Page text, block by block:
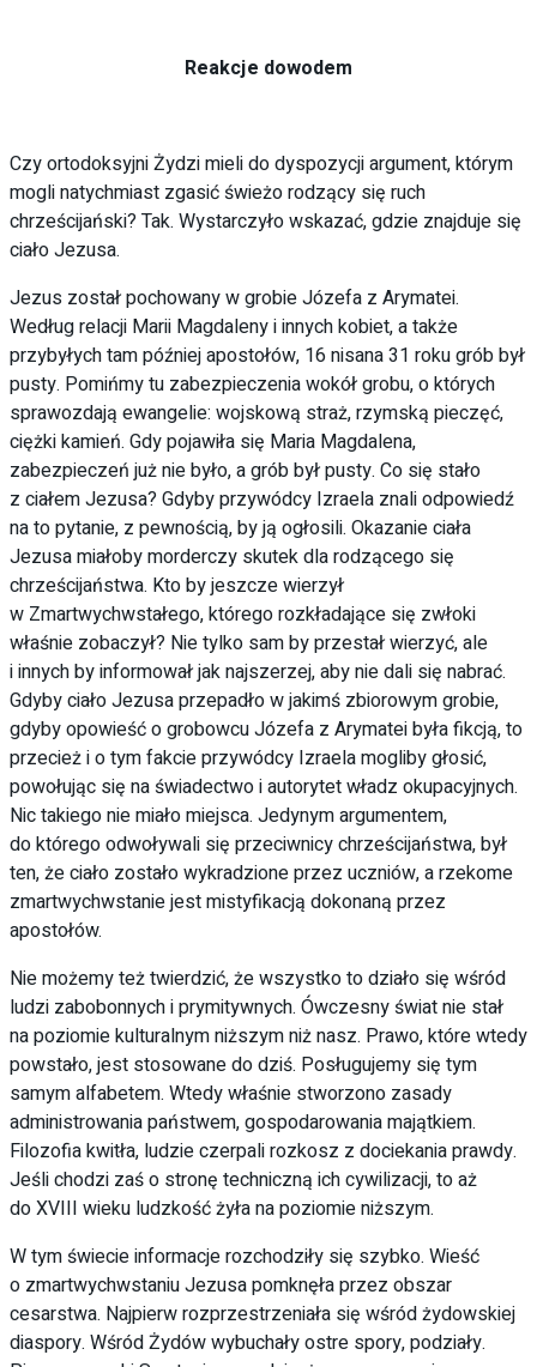
Reakcje dowodem
Czy ortodoksyjni Żydzi mieli do dyspozycji argument, którym
mogli natychmiast zgasić świeżo rodzący się ruch
chrześcijański? Tak. Wystarczyło wskazać, gdzie znajduje się
ciało Jezusa.
Jezus został pochowany w grobie Józefa z Arymatei.
Według relacji Marii Magdaleny i innych kobiet, a także
przybyłych tam później apostołów, 16 nisana 31 roku grób był
pusty. Pomińmy tu zabezpieczenia wokół grobu, o których
sprawozdają ewangelie: wojskową straż, rzymską pieczęć,
ciężki kamień. Gdy pojawiła się Maria Magdalena,
zabezpieczeń już nie było, a grób był pusty. Co się stało
z ciałem Jezusa? Gdyby przywódcy Izraela znali odpowiedź
na to pytanie, z pewnością, by ją ogłosili. Okazanie ciała
Jezusa miałoby morderczy skutek dla rodzącego się
chrześcijaństwa. Kto by jeszcze wierzył
w Zmartwychwstałego, którego rozkładające się zwłoki
właśnie zobaczył? Nie tylko sam by przestał wierzyć, ale
i innych by informował jak najszerzej, aby nie dali się nabrać.
Gdyby ciało Jezusa przepadło w jakimś zbiorowym grobie,
gdyby opowieść o grobowcu Józefa z Arymatei była fikcją, to
przecież i o tym fakcie przywódcy Izraela mogliby głosić,
powołując się na świadectwo i autorytet władz okupacyjnych.
Nic takiego nie miało miejsca. Jedynym argumentem,
do którego odwoływali się przeciwnicy chrześcijaństwa, był
ten, że ciało zostało wykradzione przez uczniów, a rzekome
zmartwychwstanie jest mistyfikacją dokonaną przez
apostołów.
Nie możemy też twierdzić, że wszystko to działo się wśród
ludzi zabobonnych i prymitywnych. Ówczesny świat nie stał
na poziomie kulturalnym niższym niż nasz. Prawo, które wtedy
powstało, jest stosowane do dziś. Posługujemy się tym
samym alfabetem. Wtedy właśnie stworzono zasady
administrowania państwem, gospodarowania majątkiem.
Filozofia kwitła, ludzie czerpali rozkosz z dociekania prawdy.
Jeśli chodzi zaś o stronę techniczną ich cywilizacji, to aż
do XVIII wieku ludzkość żyła na poziomie niższym.
W tym świecie informacje rozchodziły się szybko. Wieść
o zmartwychwstaniu Jezusa pomknęła przez obszar
cesarstwa. Najpierw rozprzestrzeniała się wśród żydowskiej
diaspory. Wśród Żydów wybuchały ostre spory, podziały.